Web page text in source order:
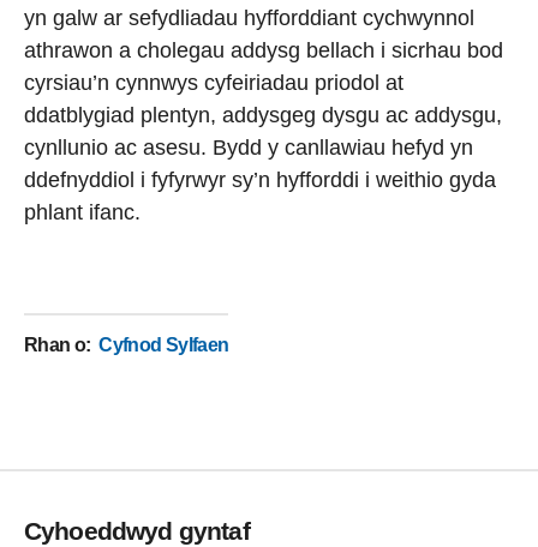
yn galw ar sefydliadau hyfforddiant cychwynnol
athrawon a cholegau addysg bellach i sicrhau bod
cyrsiau’n cynnwys cyfeiriadau priodol at
ddatblygiad plentyn, addysgeg dysgu ac addysgu,
cynllunio ac asesu. Bydd y canllawiau hefyd yn
ddefnyddiol i fyfyrwyr sy’n hyfforddi i weithio gyda
phlant ifanc.
Rhan o:Cyfnod Sylfaen
Cyhoeddwyd gyntaf